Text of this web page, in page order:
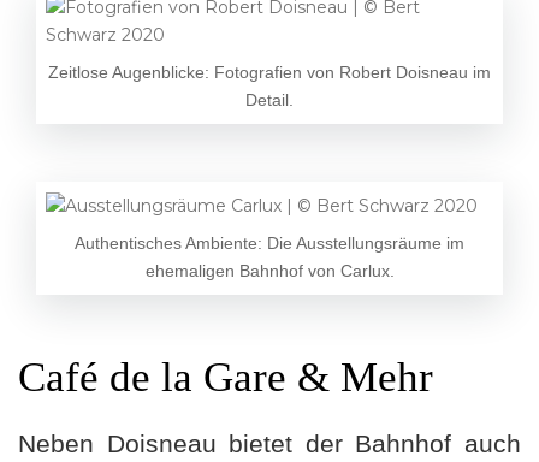
Zeitlose Augenblicke: Fotografien von Robert Doisneau im
Detail.
Authentisches Ambiente: Die Ausstellungsräume im
ehemaligen Bahnhof von Carlux.
Café de la Gare & Mehr
Neben Doisneau bietet der Bahnhof auch